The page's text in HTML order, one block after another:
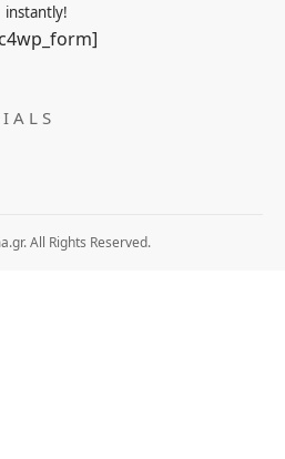
instantly!
All Rights Reserved.